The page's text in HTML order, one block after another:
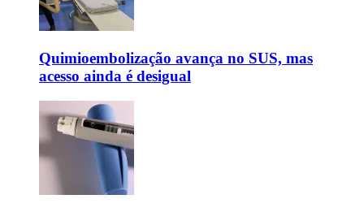
Quimioembolização avança no SUS, mas
acesso ainda é desigual